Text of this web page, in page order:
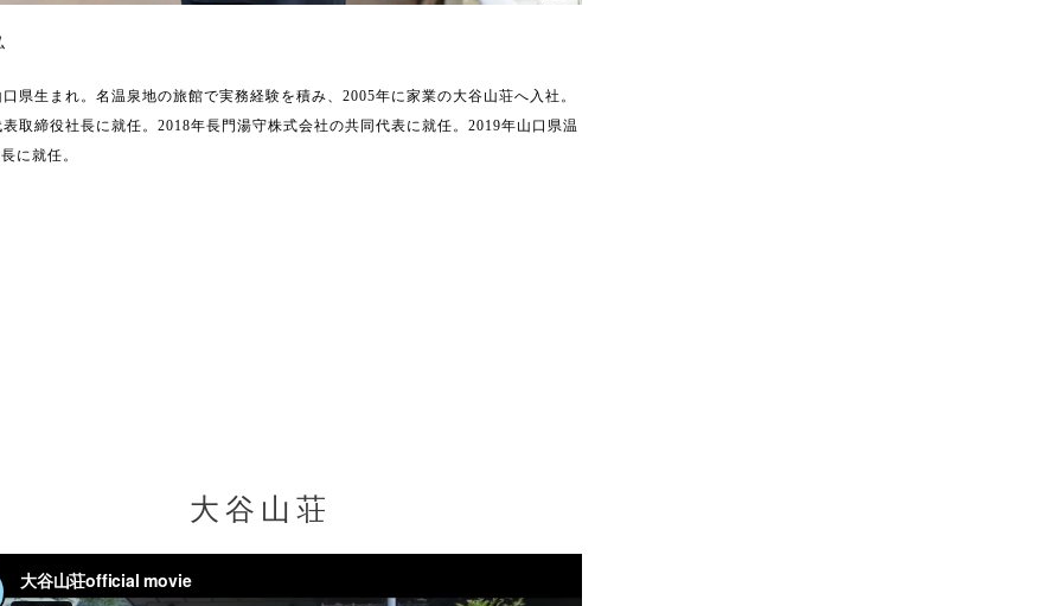
県生まれ。名温泉地の旅館で実務経験を積み、 2005年に家業の大谷山荘へ入社。
取締役社長に就任。 2018年長門湯守株式会社の共同代表に就任。 2019年山口県温
に就任。
大谷山荘